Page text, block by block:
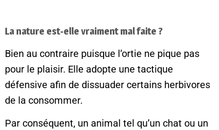
La nature est-elle vraiment mal faite ?
Bien au contraire puisque l’ortie ne pique pas
pour le plaisir. Elle adopte une tactique
défensive afin de dissuader certains herbivores
de la consommer.
Par conséquent, un animal tel qu’un chat ou un